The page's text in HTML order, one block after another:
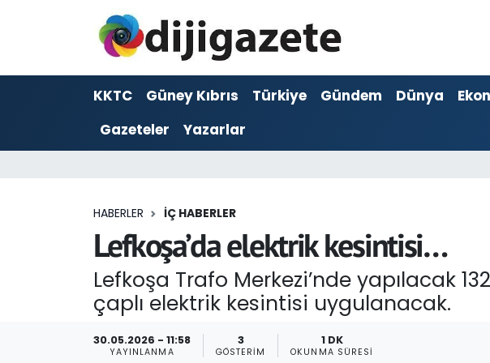
KKTC Güney Kıbrıs Türkiye Gündem Dünya
Gazeteler
Yazarlar
HABERLER İÇ HABERLER
Lefkoşa’da elektrik kesintisi…
Lefkoşa Trafo Merkezi’nde yapılacak
çaplı elektrik kesintisi uygulanacak.
30.05.2026 - 11:58
YAYINLANMA
3
GÖSTERIM
1 DK
OKUNMA SÜRESI
ADVERTORIAL
Dijigazete
Foto Galeri
Hava Durumu
Trafik Durumu
Son Dakika Haberleri
Haber Arşivi